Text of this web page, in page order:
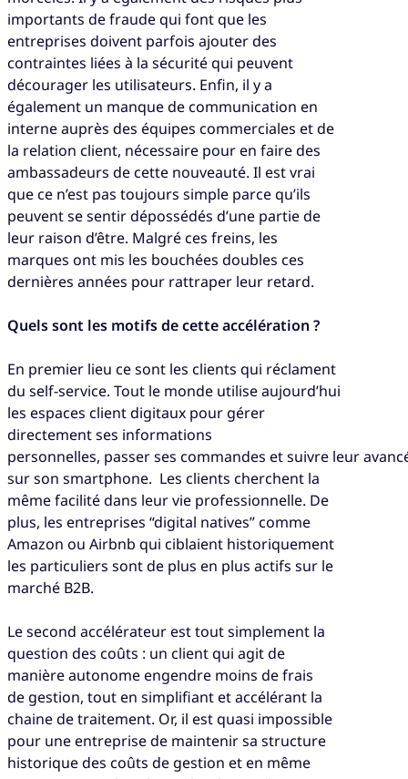
importants de fraude qui font que les
entreprises doivent parfois ajouter des
contraintes liées à la sécurité qui peuvent
décourager les utilisateurs. Enfin, il y a
également un manque de communication en
interne auprès des équipes commerciales et de
la relation client, nécessaire pour en faire des
ambassadeurs de cette nouveauté. Il est vrai
que ce n’est pas toujours simple parce qu’ils
peuvent se sentir dépossédés d’une partie de
leur raison d’être. Malgré ces freins, les
marques ont mis les bouchées doubles ces
dernières années pour rattraper leur retard.
Quels sont les motifs de cette accélération ?
En premier lieu ce sont les clients qui réclament
du self-service. Tout le monde utilise aujourd’hui
les espaces client digitaux pour gérer
directement ses informations
personnelles, passer ses commandes et suivre leur
sur son smartphone. Les clients cherchent la
même facilité dans leur vie professionnelle. De
plus, les entreprises “digital natives” comme
Amazon ou Airbnb qui ciblaient historiquement
les particuliers sont de plus en plus actifs sur le
marché B2B.
Le second accélérateur est tout simplement la
question des coûts : un client qui agit de
manière autonome engendre moins de frais
de gestion, tout en simplifiant et accélérant la
chaine de traitement. Or, il est quasi impossible
pour une entreprise de maintenir sa structure
historique des coûts de gestion et en même